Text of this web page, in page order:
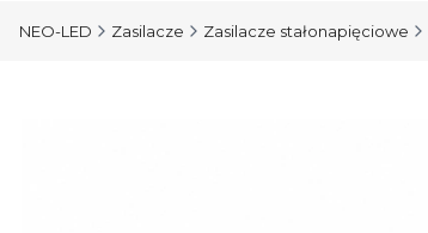
NEO-LED Zasilacze Zasilacze stałonapięciowe